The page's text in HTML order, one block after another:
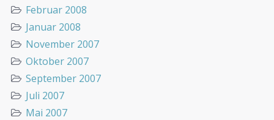
Februar 2008
Januar 2008
November 2007
Oktober 2007
September 2007
Juli 2007
Mai 2007